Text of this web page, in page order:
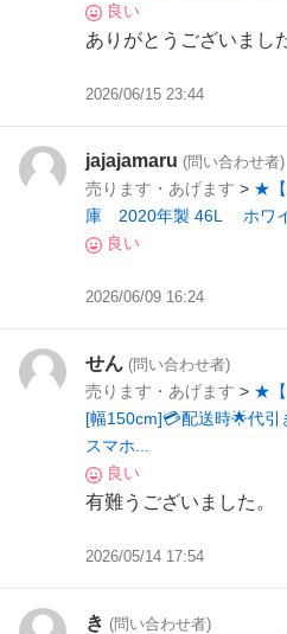
良い
ありがとうございまし
2026/06/15 23:44
jajajamaru (問い合わせ者)
売ります・あげます > ★【
庫 2020年製 46L ホワイ
良い
2026/06/09 16:24
せん (問い合わせ者)
売ります・あげます > ★【
[幅150cm]💳配送時🌟代
スマホ...
良い
有難うございました。
2026/05/14 17:54
き (問い合わせ者)